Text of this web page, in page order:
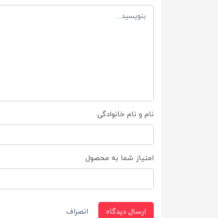
نام و نام خانوادگی
امتیاز شما به محصول
ارسال دیدگاه انصراف